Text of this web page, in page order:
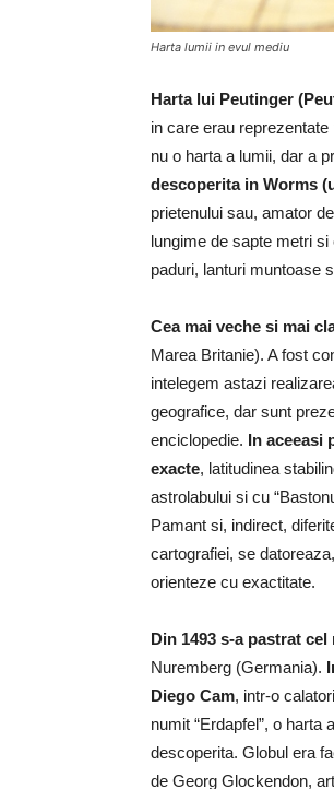
Harta lumii in evul mediu
Harta lui Peutinger
in care erau
nu o harta a lumii, dar a
descoperita in Worms
prietenului sau, amator
lungime de sapte metri
paduri, lanturi muntoase
Cea mai veche si mai
Marea Britanie). A fost
intelegem astazi
geografice, dar sunt
enciclopedie. In aceeasi
exacte, latitudinea
astrolabului si cu
Pamant si, indirect,
cartografiei, se
orienteze cu exactitate.
Din 1493 s-a pastrat
Nuremberg (Germania).
Diego Cam, intr-o
numit “Erdapfel”, o
descoperita. Globul era
de Georg Glockendon,